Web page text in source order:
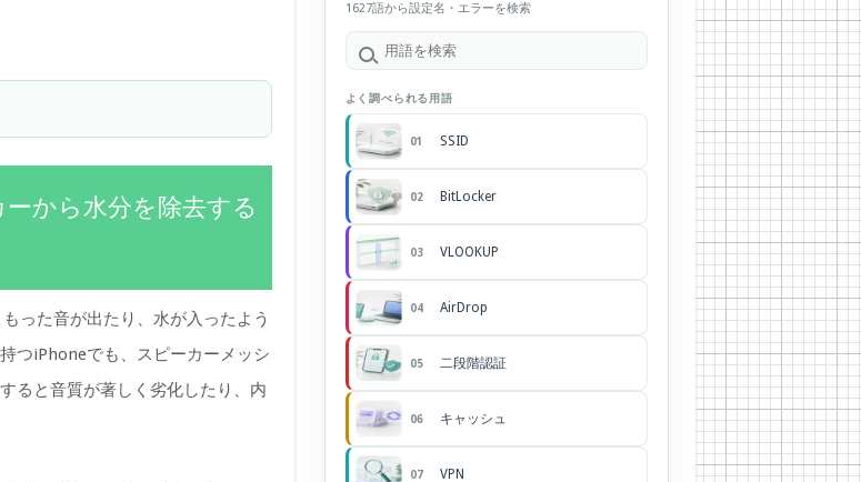
ーから水分を除去する
った音が出たり、水が入ったよう
つiPhoneでも、スピーカーメッシ
ると音質が著しく劣化したり、内
1627語から設定名・エラーを検索
よく調べられる用語
01 SSID
02 BitLocker
03 VLOOKUP
04 AirDrop
05 二段階認証
06 キャッシュ
07 VPN